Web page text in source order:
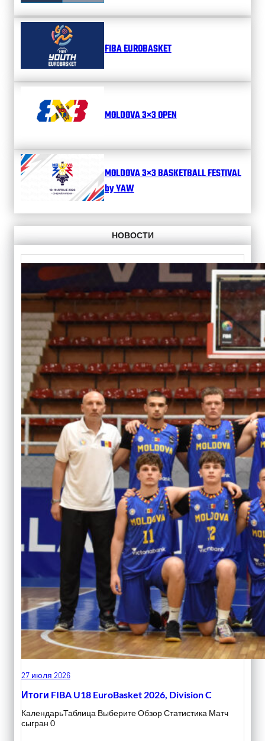
FIBA EUROBASKET
MOLDOVA 3×3 OPEN
MOLDOVA 3×3 BASKETBALL FESTIVAL
by YAW
НОВОСТИ
27 июля 2026
Итоги FIBA U18 EuroBasket 2026, Division C
КалендарьТаблица Выберите Обзор Статистика Матч
сыгран 0